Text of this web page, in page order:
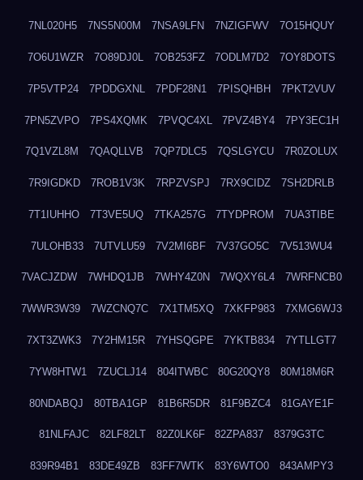
7NL020H5 7NS5N00M 7NSA9LFN 7NZIGFWV 7O15HQUY
7O6U1WZR 7O89DJ0L 7OB253FZ 7ODLM7D2 7OY8DOTS
7P5VTP24 7PDDGXNL 7PDF28N1 7PISQHBH 7PKT2VUV
7PN5ZVPO 7PS4XQMK 7PVQC4XL 7PVZ4BY4 7PY3EC1H
7Q1VZL8M 7QAQLLVB 7QP7DLC5 7QSLGYCU 7R0ZOLUX
7R9IGDKD 7ROB1V3K 7RPZVSPJ 7RX9CIDZ 7SH2DRLB
7T1IUHHO 7T3VE5UQ 7TKA257G 7TYDPROM 7UA3TIBE
7ULOHB33 7UTVLU59 7V2MI6BF 7V37GO5C 7V513WU4
7VACJZDW 7WHDQ1JB 7WHY4Z0N 7WQXY6L4 7WRFNCB0
7WWR3W39 7WZCNQ7C 7X1TM5XQ 7XKFP983 7XMG6WJ3
7XT3ZWK3 7Y2HM15R 7YHSQGPE 7YKTB834 7YTLLGT7
7YW8HTW1 7ZUCLJ14 804ITWBC 80G20QY8 80M18M6R
80NDABQJ 80TBA1GP 81B6R5DR 81F9BZC4 81GAYE1F
81NLFAJC 82LF82LT 82Z0LK6F 82ZPA837 8379G3TC
839R94B1 83DE49ZB 83FF7WTK 83Y6WTO0 843AMPY3